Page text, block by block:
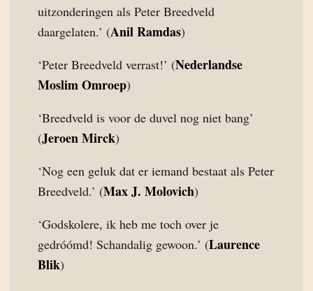
uitzonderingen als Peter Breedveld
daargelaten.’ (Anil Ramdas)
‘Peter Breedveld verrast!’ (Nederlandse
Moslim Omroep)
‘Breedveld is voor de duvel nog niet bang’
(Jeroen Mirck)
‘Nog een geluk dat er iemand bestaat als Peter
Breedveld.’ (Max J. Molovich)
‘Godskolere, ik heb me toch over je
gedróómd! Schandalig gewoon.’ (Laurence
Blik)